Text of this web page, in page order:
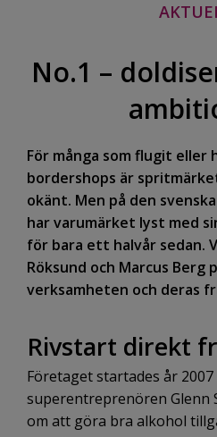
No.1 –
För många som flugit eller
bordershops är
okänt. Men på den
har varumärket lyst med
för bara ett halvår sedan.
Röksund och Marcus Berg
verksamheten och deras
Rivstart direkt
Företaget startades år 2007
superentreprenören Glenn
om att göra bra alkohol